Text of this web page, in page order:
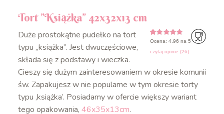
Tort ”Książka” 42x32x13 cm
4.96z
5
na
ocen
26
Ocena: 4.96 na 5
czytaj opinie (26)
Duże prostokątne pudełko na tort
typu „książka”. Jest dwuczęściowe,
składa się z podstawy i wieczka.
Cieszy się dużym zainteresowaniem w okresie komunii
św. Zapakujesz w nie popularne w tym okresie torty
typu ‚książka’. Posiadamy w ofercie większy wariant
tego opakowania, 46x35x13cm.